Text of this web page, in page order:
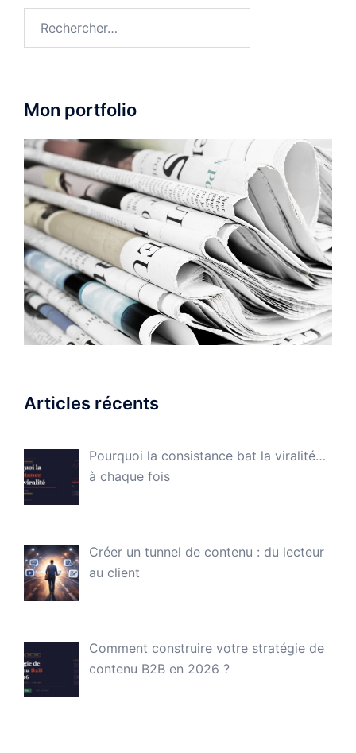
Mon portfolio
Articles récents
Pourquoi la consistance bat la viralité…
à chaque fois
Créer un tunnel de contenu : du lecteur
au client
Comment construire votre stratégie de
contenu B2B en 2026 ?